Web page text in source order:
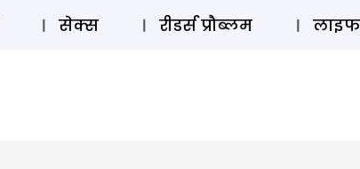
सेक्स रीडर्स प्रौब्लम